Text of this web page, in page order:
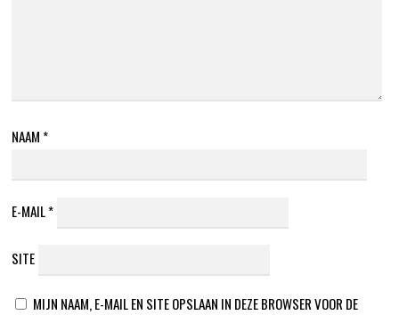
NAAM *
E-MAIL*
SITE
MIJN NAAM, E-MAIL EN SITE OPSLAAN IN DEZE BROWSER VOOR DE